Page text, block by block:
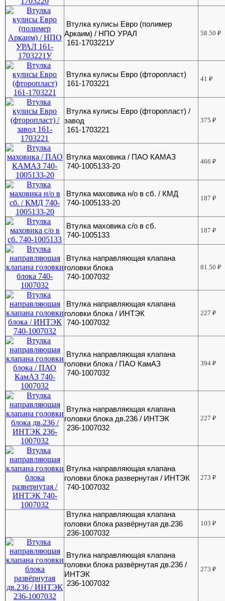
Втулка кулисы Евро (полимер
Аркаим) / НПО УРАЛ
161-1703221У
58.50₽
Втулка кулисы Евро (фторопласт)
161-1703221
41₽
Втулка кулисы Евро (фторопласт) /
завод
161-1703221
375₽
Втулка маховика / ПАО КАМАЗ
740-1005133-20
466₽
Втулка маховика н/о в сб. / КМД
740-1005133-20
187₽
Втулка маховика с/о в сб.
740-1005133
187₽
Втулка направляющая клапана
головки блока
740-1007032
81.50₽
Втулка направляющая клапана
головки блока / ИНТЭК
740-1007032
227₽
Втулка направляющая клапана
головки блока / ПАО КамАЗ
740-1007032
394₽
Втулка направляющая клапана
головки блока дв.236 / ИНТЭК
236-1007032
227₽
Втулка направляющая клапана
головки блока развернутая / ИНТЭК
740-1007032
273₽
Втулка направляющая клапана
головки блока развёрнутая дв.236
236-1007032
103₽
Втулка направляющая клапана
головки блока развёрнутая дв.236 /
ИНТЭК
236-1007032
273₽